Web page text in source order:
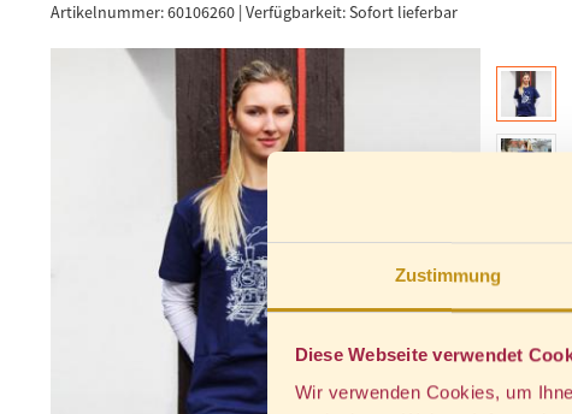
Zustimmung
Diese Webseite verwendet
Wir verwenden Cookies, um
Artikelnummer: 60106260 | Verfügbarkeit:Sofort lieferbar